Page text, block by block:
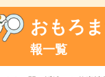
おもろ
報一覧